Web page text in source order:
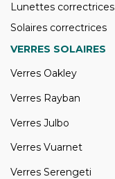
Lunettes correctrices
Solaires correctrices
VERRES SOLAIRES
Verres Oakley
Verres Rayban
Verres Julbo
Verres Vuarnet
Verres Serengeti